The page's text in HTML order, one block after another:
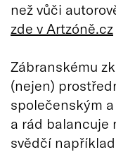
než vůči
zde v Artzóně.cz
Zábranskému
(nejen)
společenským
a rád balancuje
svědčí